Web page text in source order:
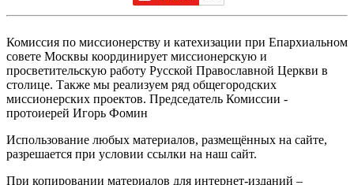
Комиссия по миссионерству и катехизации при Епархиальном
совете Москвы координирует миссионерскую и
просветительскую работу Русской Православной Церкви в
столице. Также мы реализуем ряд общегородских
миссионерских проектов. Председатель Комиссии -
протоиерей Игорь Фомин
Использование любых материалов, размещённых на сайте,
разрешается при условии ссылки на наш сайт.
При копировании материалов для интернет-изданий –